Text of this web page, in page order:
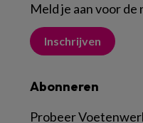
Meld je aan voor
Inschrijven
Abonneren
Probeer